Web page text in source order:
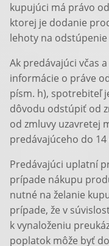
kupujúci má právo
ktorej je dodanie
lehoty na odstúpenie
Ak predávajúci včas
informácie o práve
písm. h), spotrebiteľ
dôvodu odstúpiť od
od zmluvy uzavretej
predávajúceho do
Predávajúci uplatní
prípade nákupu
nutné na želanie
prípade, že v
k vynaloženiu
poplatok môže byť